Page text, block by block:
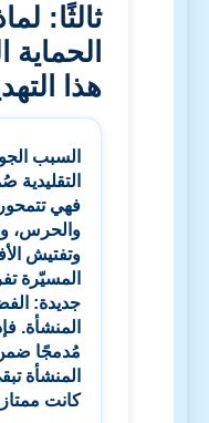
ثالثًا:
الحماية
هذا
السبب
فهي
والحرس،
وتفتيش
المسيّرة
جديدة:
المنشأة.
مُدمجًا
المنشأة
كانت